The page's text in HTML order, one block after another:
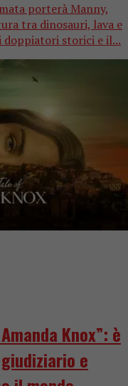
porterà Manny,
tra dinosauri, lava e
storici e il...
Knox”: è
e